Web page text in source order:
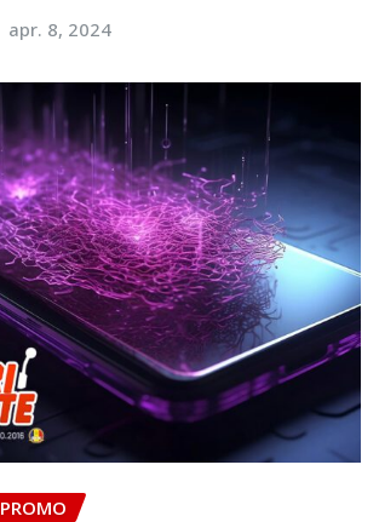
apr. 8, 2024
PROMO